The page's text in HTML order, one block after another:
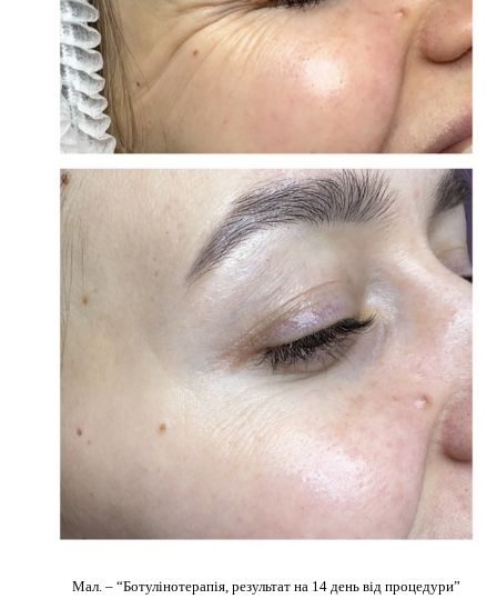
Мал. – “Ботулінотерапія, результат на 14 день від процедури”